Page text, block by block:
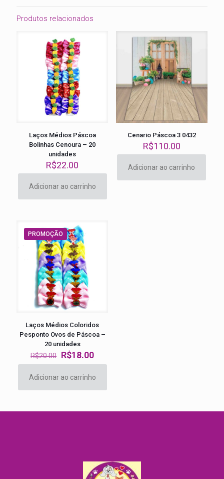
Produtos relacionados
Laços Médios Páscoa
Bolinhas Cenoura – 20
unidades
R$22.00
Adicionar ao carrinho
Cenario Páscoa 3 0432
R$110.00
Adicionar ao carrinho
PROMOÇÃO
Laços Médios Coloridos
Pesponto Ovos de Páscoa –
20 unidades
R$20.00 O
preço
original
era:
R$20.00.
R$18.00O
preço
atual
é:
R$18.00.
Adicionar ao carrinho